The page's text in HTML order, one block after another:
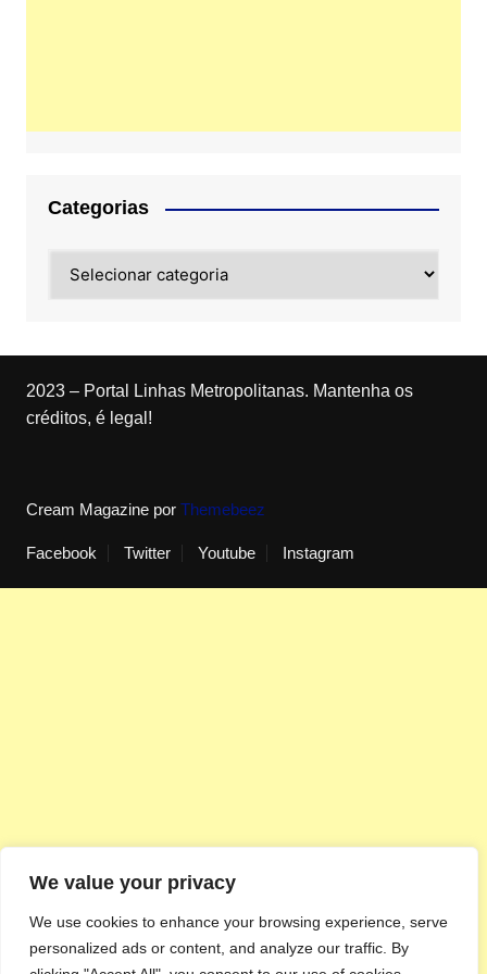
We value your privacy
We use cookies to enhance your browsing experience, serve
personalized ads or content, and analyze our traffic. By
Categorias
2023 – Portal Linhas Metropolitanas. Mantenha os
créditos, é legal!
Cream Magazine por Themebeez
Facebook Twitter Youtube Instagram